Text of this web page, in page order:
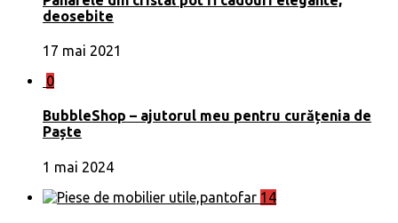
deosebite
17 mai 2021
0
BubbleShop – ajutorul meu pentru curățenia de
Paște
1 mai 2024
14